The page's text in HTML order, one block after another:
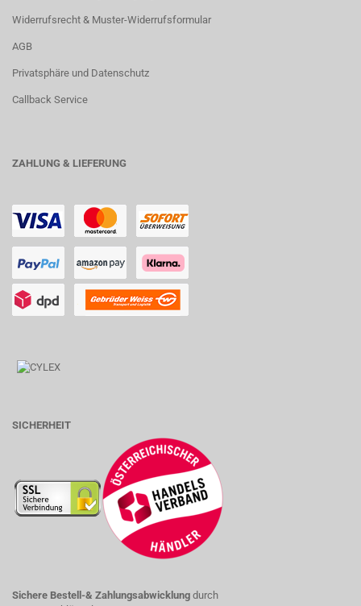
Widerrufsrecht & Muster-Widerrufsformular
AGB
Privatsphäre und Datenschutz
Callback Service
ZAHLUNG & LIEFERUNG
SICHERHEIT
Sichere Bestell-& Zahlungsabwicklung durch